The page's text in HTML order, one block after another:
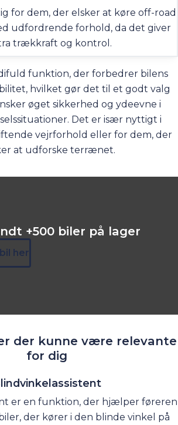
for dem, der elsker at køre off-road
udfordrende forhold, da det giver
trækkraft og kontrol.
funktion, der forbedrer bilens
hvilket gør det til et godt valg
øget sikkerhed og ydeevne i
Det er især nyttigt i
vejrforhold eller for dem, der
at udforske terrænet.
+500 biler på lager
her
der kunne være relevante
for dig
er en funktion, der hjælper føreren
der kører i den blinde vinkel på